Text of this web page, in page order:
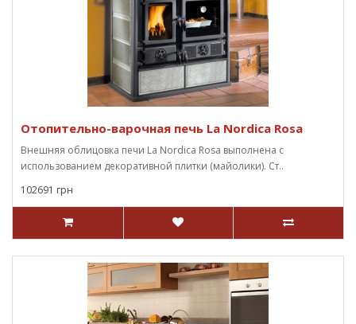
Отопительно-варочная печь La Nordica Rosa
Внешняя облицовка печи La Nordica Rosa выполнена с
использованием декоративной плитки (майолики). Ст..
102691 грн